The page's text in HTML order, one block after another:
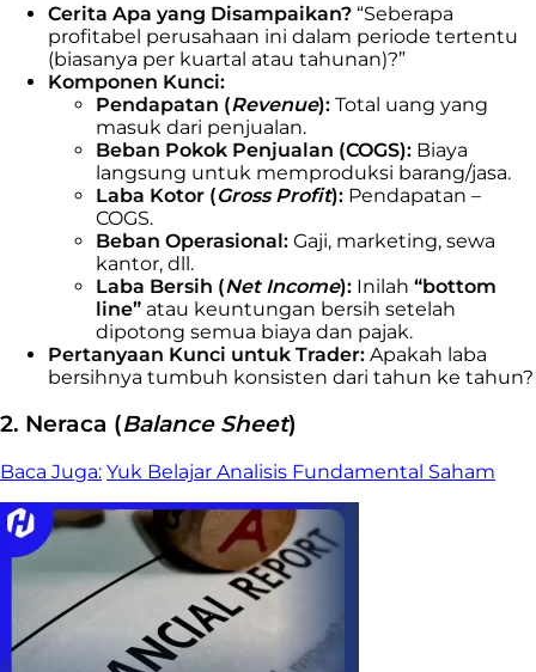
Cerita Apa yang Disampaikan? “Seberapa
profitabel perusahaan ini dalam periode tertentu
(biasanya per kuartal atau tahunan)?”
Komponen Kunci:
Pendapatan (Revenue): Total uang yang
masuk dari penjualan.
Beban Pokok Penjualan (COGS): Biaya
langsung untuk memproduksi barang/jasa.
Laba Kotor (Gross Profit): Pendapatan –
COGS.
Beban Operasional: Gaji, marketing, sewa
kantor, dll.
Laba Bersih (Net Income): Inilah “bottom
line” atau keuntungan bersih setelah
dipotong semua biaya dan pajak.
Pertanyaan Kunci untuk Trader: Apakah laba
bersihnya tumbuh konsisten dari tahun ke tahun?
2. Neraca (Balance Sheet)
Baca Juga: Yuk Belajar Analisis Fundamental Saham